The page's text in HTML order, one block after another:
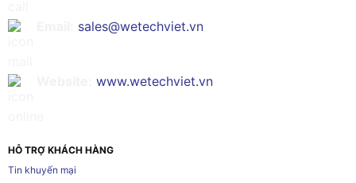
sales@wetechviet.vn
www.wetechviet.vn
HỖ TRỢ KHÁCH HÀNG
Tin khuyến mại